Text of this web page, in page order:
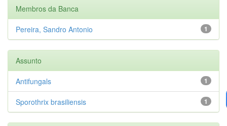
Membros da Banca
1
Pereira, Sandro Antonio
Assunto
1
Antifungals
1
Sporothrix brasiliensis